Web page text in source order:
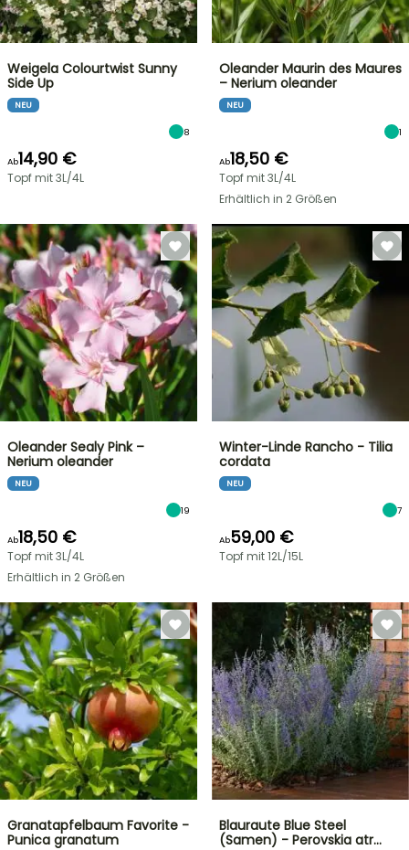
Weigela Colourtwist Sunny
Side Up
NEU
8
Ab14,90 €
Topf mit 3L/4L
Oleander Maurin des Maures
– Nerium oleander
NEU
1
Ab18,50 €
Topf mit 3L/4L
Erhältlich in 2 Größen
Oleander Sealy Pink –
Nerium oleander
NEU
19
Ab18,50 €
Topf mit 3L/4L
Erhältlich in 2 Größen
Winter-Linde Rancho - Tilia
cordata
NEU
7
Ab59,00 €
Topf mit 12L/15L
Granatapfelbaum Favorite -
Punica granatum
Blauraute Blue Steel
(Samen) - Perovskia atr…